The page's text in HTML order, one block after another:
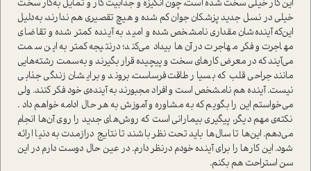
این کار خیلی سخت شده ا‌ست، چون انگیزه و جذابیت کار و تمایل به‌کار سخت
خیلی در نسل جدید پزشکان جوان کم شده و هیچ تقصیری هم ندارند‌، به‌دلیل
این‌که آینده‌شان مقداری نا‌مشخص شده و امید به آینده کمتر شده و تقاضای
مهاجرت و فکر مهاجرت در آن‌ها بیداد می‌کند؛ در‌نتیجه کمتر به این سمت
می‌آیند که در معرض کارهای سخت و پیچیده قرار بگیرند و به‌سمت رشته‌هایی
مانند جراحی قلب که بسیار طاقت‌فرسا‌ست، بروند و برایشان زندگی جذابی
نیست. آینده هم نا‌مشخص ا‌ست و افراد مجبورند به آینده‌ی خود فکر کنند. ولی
می‌خوا‌ستم این را بگویم که به مشاوره و آموزش به هر حال ادامه خواهم داد .
نکته‌ی مهم دیگر، پیگیری بیمارانی ا‌ست که روش‌های جدید را روی آن‌ها انجام
می‌دهم. این‌ها تا سال‌ها باید تحت نظر باشند تا نتایج درازمدت به دنیا ارائه
شود. این کار‌ها را برای آینده خودم در‌نظر دارم. در عین حال دوست دارم در این
سن ا‌ستراحت هم بکنم.